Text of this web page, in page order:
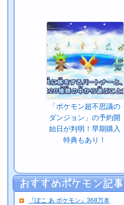
「ポケモン超不思議の
ダンジョン」の予約開
始日が判明！早期購入
特典もあり！
『ぽこ あ ポケモン』368万本